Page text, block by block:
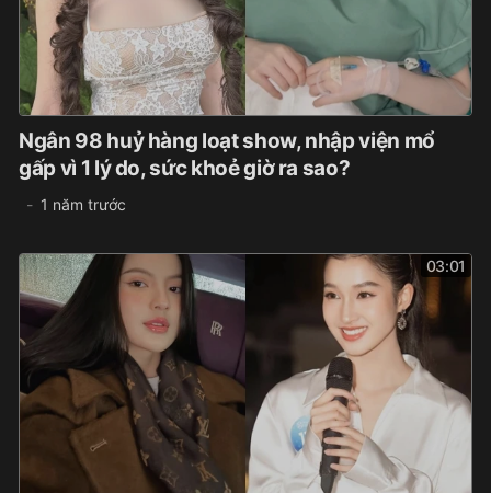
Ngân 98 huỷ hàng loạt show, nhập viện mổ
gấp vì 1 lý do, sức khoẻ giờ ra sao?
1 năm trước
03:01